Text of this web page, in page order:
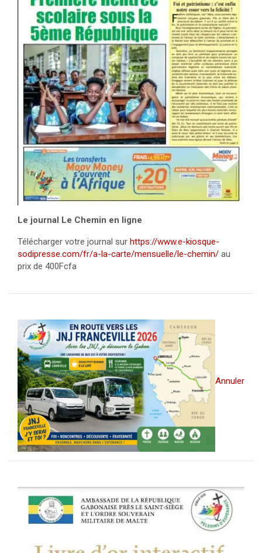
Le journal Le Chemin en ligne
Télécharger votre journal sur https://www.e-kiosque-
sodipresse.com/fr/a-la-carte/mensuelle/le-chemin/ au
prix de 400Fcfa
Annuler